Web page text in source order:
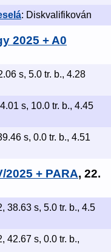
: Diskvalifikován
2025 + A0
s, 5.0 tr. b., 4.28
s, 10.0 tr. b., 4.45
s, 0.0 tr. b., 4.51
+ PARA, 22.
38.63 s, 5.0 tr. b., 4.5
42.67 s, 0.0 tr. b.,